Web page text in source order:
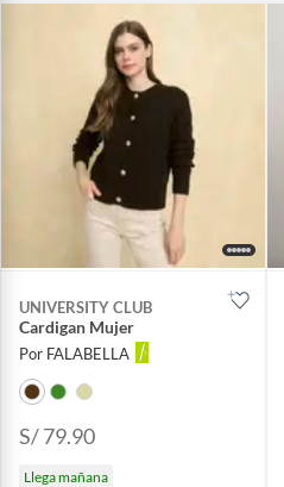
UNIVERSITY CLUB
Cardigan Mujer
Por FALABELLA
S/ 79.90
Llega mañana